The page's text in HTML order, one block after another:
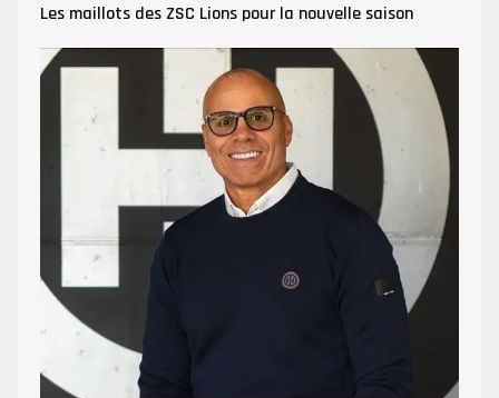
Les maillots des ZSC Lions pour la nouvelle saison